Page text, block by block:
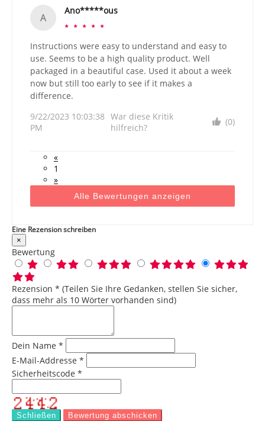
A
Ano*****ous
☆ ☆ ☆ ☆ ☆
Instructions were easy to understand and easy to
use. Seems to be a high quality product. Well
packaged in a beautiful case. Used it about a week
now but still too early to see if it makes a
difference.
9/22/2023 10:03:38
PM
War diese Kritik
hilfreich?
(0)
«
1
»
Alle Bewertungen anzeigen
Eine Rezension schreiben
×
Bewertung
Rezension * (Teilen Sie Ihre Gedanken, stellen Sie sicher,
dass mehr als 10 Wörter vorhanden sind)
Dein Name *
E-Mail-Addresse *
Sicherheitscode *
Schließen Bewertung abschicken